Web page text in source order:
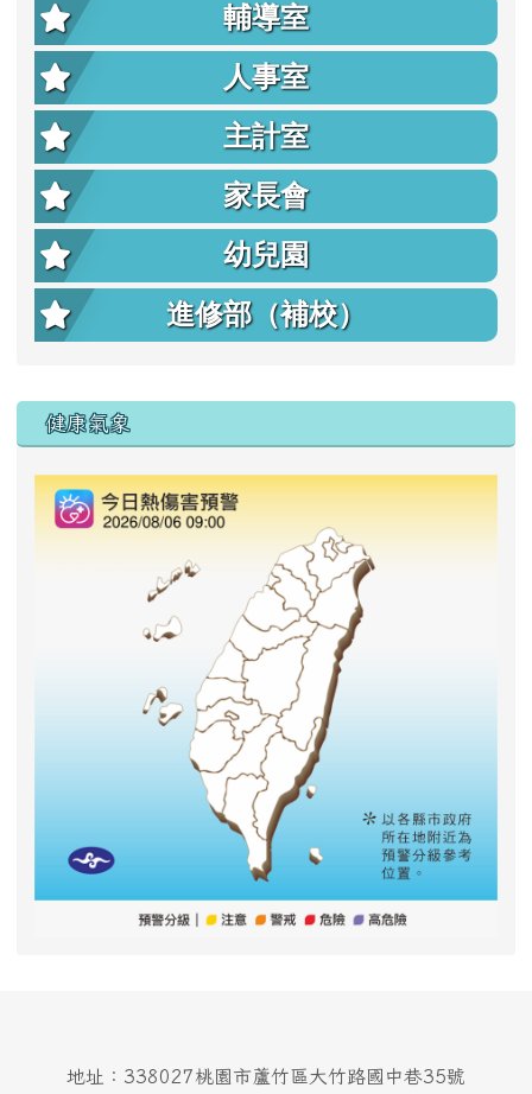
輔導室
人事室
主計室
家長會
幼兒園
進修部（補校）
右邊區域內容
健康氣象
地址：338027桃園市蘆竹區大竹路國中巷35號